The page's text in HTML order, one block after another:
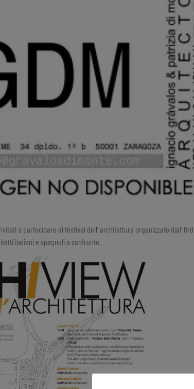
a partecipare al festival dell’ architettura organizzato dall’
italiani e spagnoli a confronto.